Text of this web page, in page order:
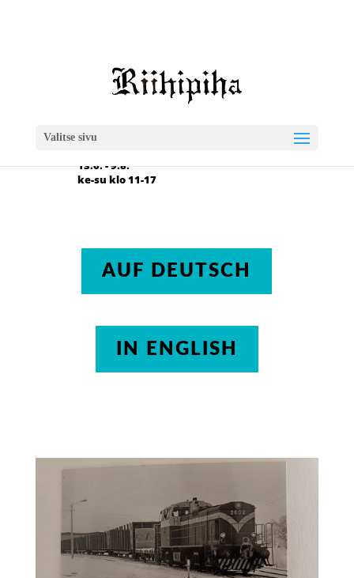
Valitse sivu
Kuusirannantie 67
13.6. - 9.8.
ke-su klo 11-17
AUF DEUTSCH
IN ENGLISH